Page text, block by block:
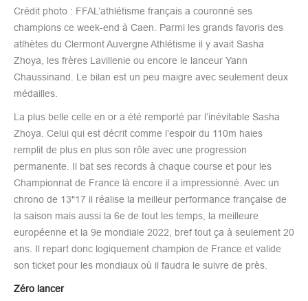
Crédit photo : FFAL’athlétisme français a couronné ses
champions ce week-end à Caen. Parmi les grands favoris des
atlhètes du Clermont Auvergne Athlétisme il y avait Sasha
Zhoya, les frères Lavillenie ou encore le lanceur Yann
Chaussinand. Le bilan est un peu maigre avec seulement deux
médailles.
La plus belle celle en or a été remporté par l’inévitable Sasha
Zhoya. Celui qui est décrit comme l’espoir du 110m haies
remplit de plus en plus son rôle avec une progression
permanente. Il bat ses records à chaque course et pour les
Championnat de France là encore il a impressionné. Avec un
chrono de 13"17 il réalise la meilleur performance française de
la saison mais aussi la 6e de tout les temps, la meilleure
européenne et la 9e mondiale 2022, bref tout ça à seulement 20
ans. Il repart donc logiquement champion de France et valide
son ticket pour les mondiaux où il faudra le suivre de près.
Zéro lancer